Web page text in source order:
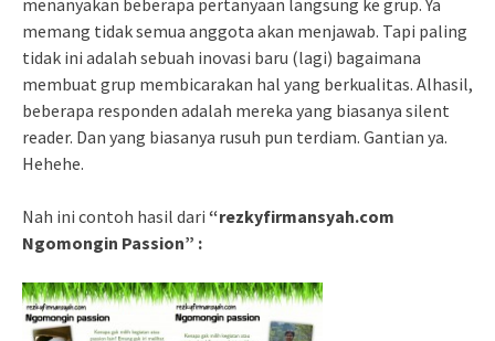
menanyakan beberapa pertanyaan langsung ke grup. Ya
memang tidak semua anggota akan menjawab. Tapi paling
tidak ini adalah sebuah inovasi baru (lagi) bagaimana
membuat grup membicarakan hal yang berkualitas. Alhasil,
beberapa responden adalah mereka yang biasanya silent
reader. Dan yang biasanya rusuh pun terdiam. Gantian ya.
Hehehe.
Nah ini contoh hasil dari “rezkyfirmansyah.com
Ngomongin Passion” :